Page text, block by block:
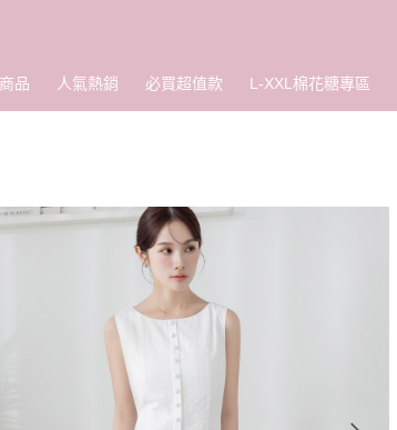
品 人氣熱銷 必買超值款 L-XXL棉花糖專區